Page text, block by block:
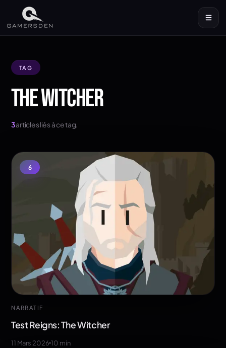
TAG
THE WITCHER
3articles liés à ce tag.
6
NARRATIF
Test Reigns: The Witcher
11 Mars 2026 10 min